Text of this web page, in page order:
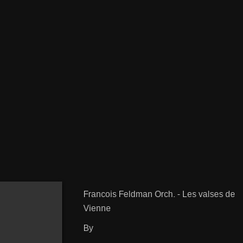
Francois Feldman Orch. - Les valses de
Vienne
By